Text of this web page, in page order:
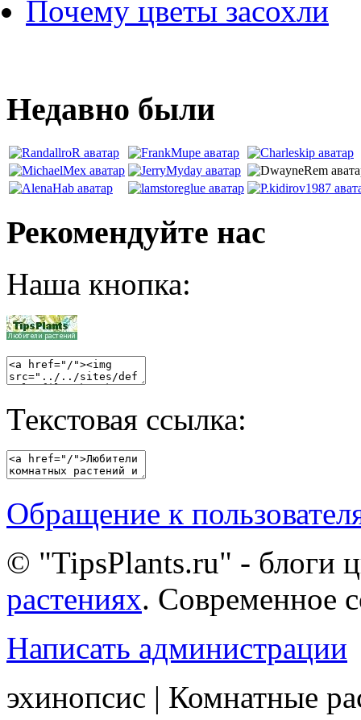
Почему цветы засохли
Недавно были
Рекомендуйте нас
Наша кнопка:
Текстовая ссылка:
Обращение к
© "TipsPlants.ru" - блоги
растениях. Современное
Написать администрации
эхинопсис | Комнатные